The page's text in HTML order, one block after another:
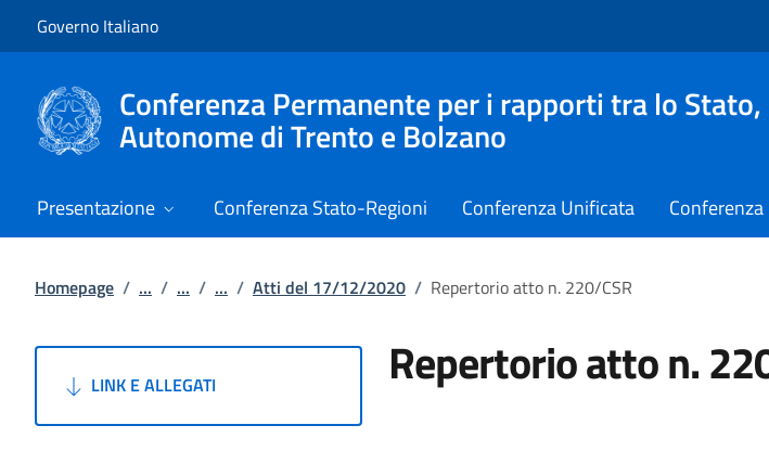
Governo Italiano
Conferenza Permanente per i rapporti tra lo
Autonome di Trento e Bolzano
Presentazione Conferenza Stato-Regioni Conferenza Unificata
Homepage / ... / ... / ... / Atti del 17/12/2020 / Repertorio atto n. 220/CSR
LINK E ALLEGATI Repertorio atto n.